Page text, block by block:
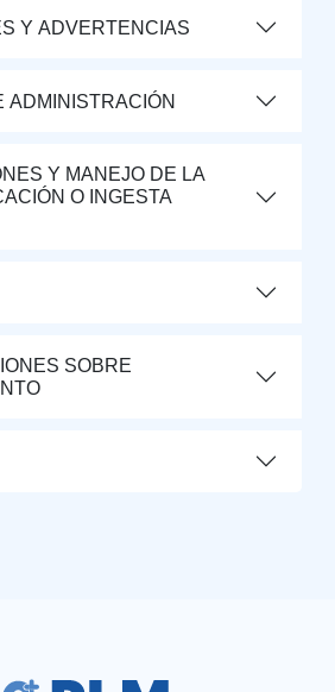
Y ADVERTENCIAS
ADMINISTRACIÓN
Y MANEJO DE LA
O INGESTA
SOBRE